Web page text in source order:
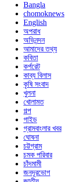
Bangla
chomoknews
English
অপরাধ
অভিনন্দন
আমাদের তথ্য
কবিতা
কর্পরেট
কাব্য বিলাস
কৃষি সংবাদ
খুলনা
খোলামত
গল্প
গাইড
গ্রামবাংলার খবর
ঘোষনা
চট্টগ্রাম
চমক পরিবার
চাঁদমামী
জনদূরভোগ